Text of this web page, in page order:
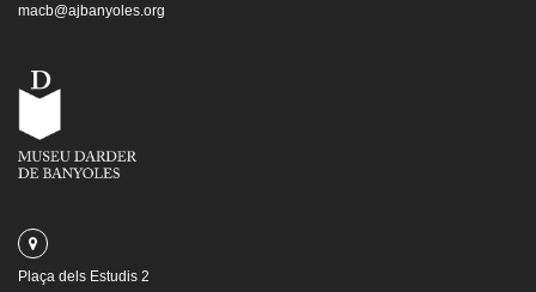
macb@ajbanyoles.org
Plaça dels Estudis 2